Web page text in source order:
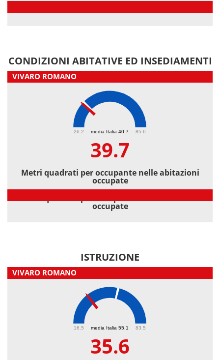
CONDIZIONI ABITATIVE ED INSEDIAMENTI
VIVARO ROMANO
media Italia 40.7
26.2 85.6
39.7
Metri quadrati per occupante nelle abitazioni
occupate
occupate
ISTRUZIONE
VIVARO ROMANO
media Italia 55.1
16.5 83.5
35.6